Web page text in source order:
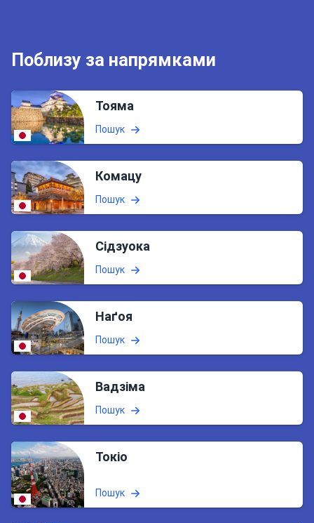
Поблизу за напрямками
Тояма
Пошук
Комацу
Пошук
Сідзуока
Пошук
Наґоя
Пошук
Вадзіма
Пошук
Токіо
Пошук